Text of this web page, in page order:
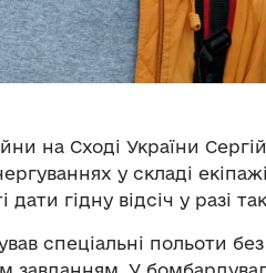
на Сході України
у складі
дати гідну відсіч у разі
спеціальні польоти